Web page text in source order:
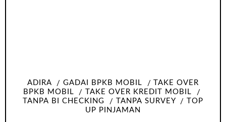
ADIRA GADAI BPKB MOBIL
TAKE OVER
BPKB MOBIL
TAKE OVER KREDIT MOBIL
TANPA BI CHECKING
TANPA SURVEY
TOP
UP PINJAMAN